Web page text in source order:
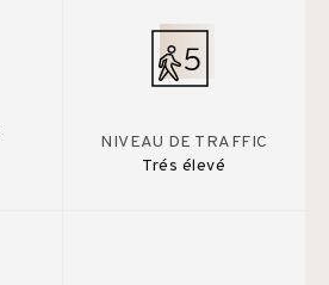
NIVEAU DE TRAFFIC
Trés élevé